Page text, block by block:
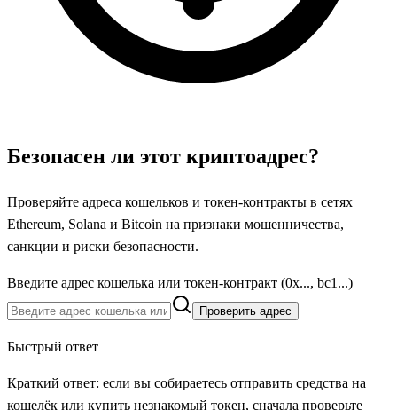
Безопасен ли этот криптоадрес?
Проверяйте адреса кошельков и токен-контракты в сетях
Ethereum, Solana и Bitcoin на признаки мошенничества,
санкции и риски безопасности.
Введите адрес кошелька или токен-контракт (0x..., bc1...)
Проверить адрес
Быстрый ответ
Краткий ответ: если вы собираетесь отправить средства на
кошелёк или купить незнакомый токен, сначала проверьте